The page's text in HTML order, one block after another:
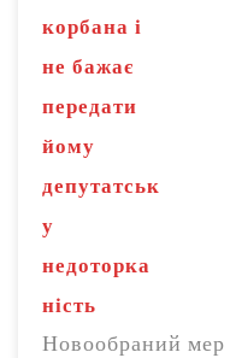
корбана і
не бажає
передати
йому
депутатськ
у
недоторка
ність
Новообраний мер